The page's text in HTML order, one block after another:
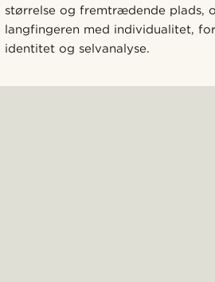
størrelse og fremtrædende plads,
langfingeren med individualitet,
identitet og selvanalyse.